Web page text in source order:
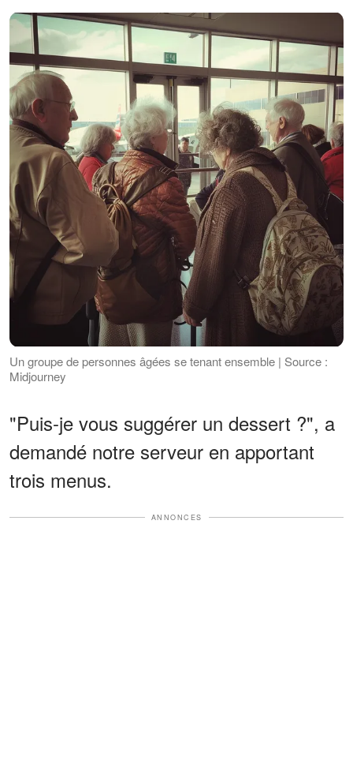
Un groupe de personnes âgées se tenant ensemble | Source :
Midjourney
"Puis-je vous suggérer un dessert ?", a
demandé notre serveur en apportant
trois menus.
ANNONCES